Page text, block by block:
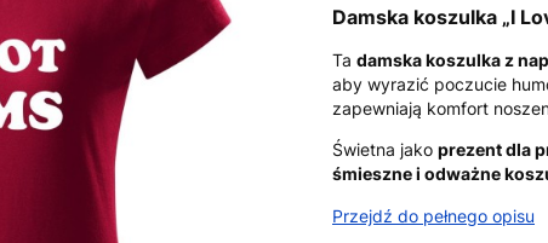
Damska koszulka „I
Ta damska koszulka z
aby wyrazić poczucie
zapewniają komfort
Świetna jako prezent dla
śmieszne i odważne
Przejdź do pełnego opisu